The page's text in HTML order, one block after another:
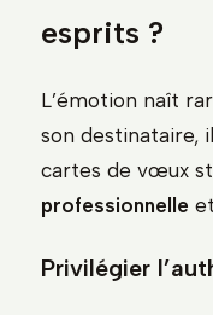
esprits ?
L’émotion naît
son destinataire,
cartes de vœux
professionnelle
Privilégier